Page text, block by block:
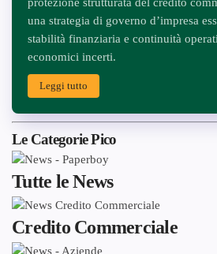
protezione strutturata del credito
una strategia di governo d’impresa
stabilità finanziaria e continuità
economici incerti.
Leggi tutto
Le Categorie Pico
Tutte le News
Credito Commerciale